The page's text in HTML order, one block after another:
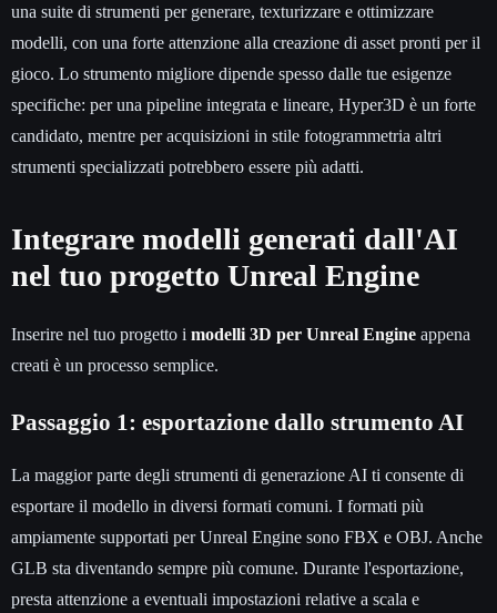
una suite di strumenti per generare, texturizzare e ottimizzare
modelli, con una forte attenzione alla creazione di asset pronti per il
gioco. Lo strumento migliore dipende spesso dalle tue esigenze
specifiche: per una pipeline integrata e lineare, Hyper3D è un forte
candidato, mentre per acquisizioni in stile fotogrammetria altri
strumenti specializzati potrebbero essere più adatti.
Integrare modelli generati dall'AI
nel tuo progetto Unreal Engine
Inserire nel tuo progetto i modelli 3D per Unreal Engine appena
creati è un processo semplice.
Passaggio 1: esportazione dallo strumento AI
La maggior parte degli strumenti di generazione AI ti consente di
esportare il modello in diversi formati comuni. I formati più
ampiamente supportati per Unreal Engine sono FBX e OBJ. Anche
GLB sta diventando sempre più comune. Durante l'esportazione,
presta attenzione a eventuali impostazioni relative a scala e